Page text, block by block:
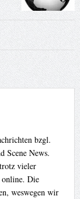
bzgl.
Scene News.
vieler
online. Die
weswegen wir